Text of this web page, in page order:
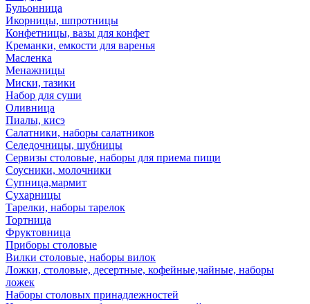
Бульонница
Икорницы, шпротницы
Конфетницы, вазы для конфет
Креманки, емкости для варенья
Масленка
Менажницы
Миски, тазики
Набор для суши
Оливница
Пиалы, кисэ
Салатники, наборы салатников
Селедочницы, шубницы
Сервизы столовые, наборы для приема пищи
Соусники, молочники
Супница,мармит
Сухарницы
Тарелки, наборы тарелок
Тортница
Фруктовница
Приборы столовые
Вилки столовые, наборы вилок
Ложки, столовые, десертные, кофейные,чайные, наборы
ложек
Наборы столовых принадлежностей